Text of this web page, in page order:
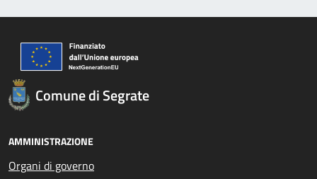
Comune di Segrate
AMMINISTRAZIONE
Organi di governo